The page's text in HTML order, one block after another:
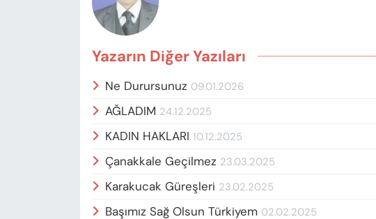
Yazarın Diğer Yazıları
Ne Durursunuz 09.01.2026
AĞLADIM 24.12.2025
KADIN HAKLARI 10.12.2025
Çanakkale Geçilmez 23.03.2025
Karakucak Güreşleri 23.02.2025
Başımız Sağ Olsun Türkiyem 02.02.2025